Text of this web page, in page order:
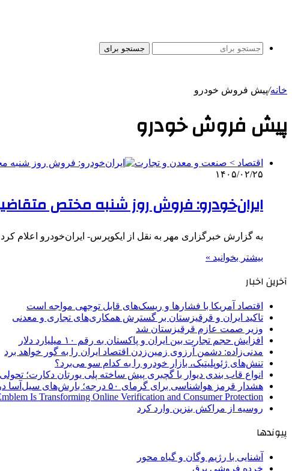
جستجو برای
خانه/پیش فروش خودرو
پیش فروش خودرو
اقتصاد > صنعت و معدن و تجارت
۱۴۰۵/۰۲/۲۵
ایران‌خودرو: فروش روز شنبه مختص
به گزارش خبرگزاری مهر به نقل از ایکوپرس- ایران‌خودرو
بیشتر بخوانید »
آخرین اخبار
اقتصاد آمریکا با فشارها و ریسک‌های قابل توجهی مواجه است
تاکید ایران و قرقیزستان بر گسترش همکاری‌های تجاری و معدنی
وزیر صمت عازم قرقیزستان شد
افزایش حجم تجارت بین ایران و پاکستان به رقم ۱۰ میلیارد دلار
مدنی‌زاده: دشمن آرزوی زمین‌زدن اقتصاد ایران را به گور خواهد برد
تنش‌های ژئوپلیتیک، بازار خودرو را به کدام سو می‌برد؟
انواع قاب بندی دیوار با گچبری پیش ساخته پلی یورتان دکارت؛
هشدار قرمز هواشناسی برای گرمای ۵۰ درجه؛ بارش‌های سیل‌آسا در ۳ استان
Is Transforming Online Verification and Consumer Protection
روسیه از مراکش بنزین وارد کرد
پیوندها
آشنایی با رژیم وگان و گیاه محور
خرده فروشی برق